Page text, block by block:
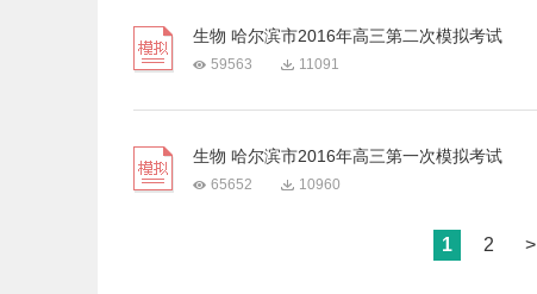
生物 哈尔滨市2016年高三第二次模拟考试
59563 11091
生物 哈尔滨市2016年高三第一次模拟考试
65652 10960
1 2 >